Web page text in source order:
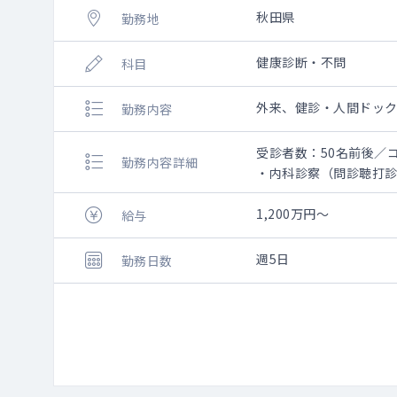
勤務地 秋田県
科目 健康診断・不問
勤務内容 外来、健診・人間ドック
勤務内容詳細
受診者数：50名前後／
・内科診察（問診聴打診
・2診体制で午前最大
・予約状況により、特
・腹部エコー、心電図
・女性フロア/男性フロ
給与 1,200万円～
勤務日数 週5日